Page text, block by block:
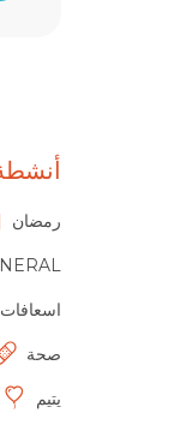
رمضان
اسعافات
صحة
يتيم